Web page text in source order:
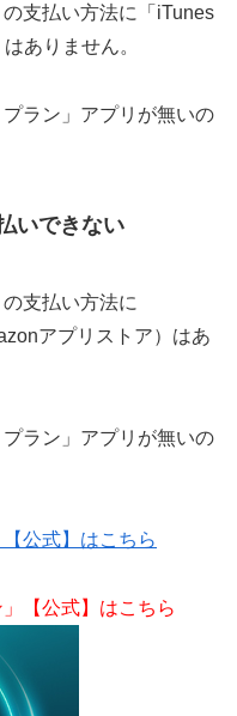
支払い方法に「iTunes
ありません。
ラン」アプリが無いの
いできない
支払い方法に
アプリストア）はあ
ラン」アプリが無いの
公式】はこちら
【公式】はこちら